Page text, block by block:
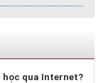
học qua Internet?